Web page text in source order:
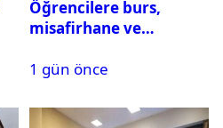
Öğrencilere burs,
misafirhane ve
Başvurular başladı
1 gün önce